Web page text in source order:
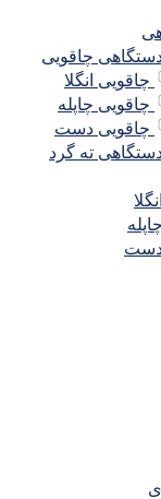
چاقویی
انگلا
چاپله
دست
ته گرد